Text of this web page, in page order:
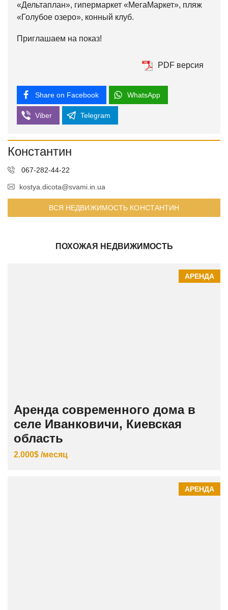
«Дельтаплан», гипермаркет «МегаМаркет», пляж
«Голубое озеро», конный клуб.
Приглашаем на показ!
PDF версия
Share on Facebook WhatsApp
Viber Telegram
Константин
067-282-44-22
kostya.dicota@svami.in.ua
ВСЯ НЕДВИЖИМОСТЬ КОНСТАНТИН
ПОХОЖАЯ НЕДВИЖИМОСТЬ
АРЕНДА
Аренда современного дома в
селе Иванковичи, Киевская
область
2.000$ /месяц
АРЕНДА